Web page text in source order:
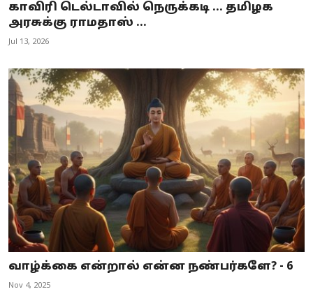
காவிரி டெல்டாவில் நெருக்கடி ... தமிழக
அரசுக்கு ராமதாஸ் ...
Jul 13, 2026
வாழ்க்கை என்றால் என்ன நண்பர்களே? - 6
Nov 4, 2025